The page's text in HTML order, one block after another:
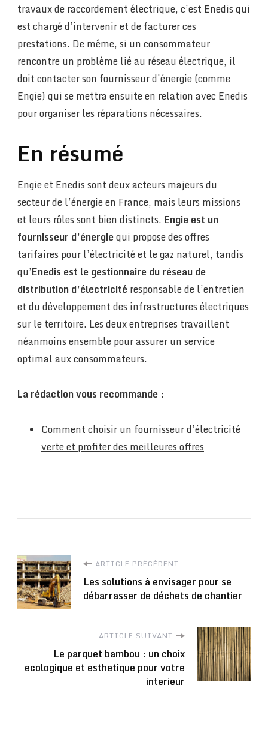
travaux de raccordement électrique, c’est Enedis qui
est chargé d’intervenir et de facturer ces
prestations. De même, si un consommateur
rencontre un problème lié au réseau électrique, il
doit contacter son fournisseur d’énergie (comme
Engie) qui se mettra ensuite en relation avec Enedis
pour organiser les réparations nécessaires.
En résumé
Engie et Enedis sont deux acteurs majeurs du
secteur de l’énergie en France, mais leurs missions
et leurs rôles sont bien distincts. Engie est un
fournisseur d’énergiequi propose des offres
tarifaires pour l’électricité et le gaz naturel, tandis
qu’Enedis est le gestionnaire du réseau de
distribution d’électricitéresponsable de l’entretien
et du développement des infrastructures électriques
sur le territoire. Les deux entreprises travaillent
néanmoins ensemble pour assurer un service
optimal aux consommateurs.
La rédaction vous recommande :
Comment choisir un fournisseur d’électricité
verte et profiter des meilleures offres
Navigation
d'article
ARTICLE PRÉCÉDENT
Les solutions à envisager pour se
débarrasser de déchets de chantier
ARTICLE SUIVANT
Le parquet bambou : un choix
ecologique et esthetique pour votre
interieur